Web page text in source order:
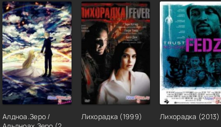
Алдноа.Зеро /
Лихорадка (1999) Лихорадка (2013)